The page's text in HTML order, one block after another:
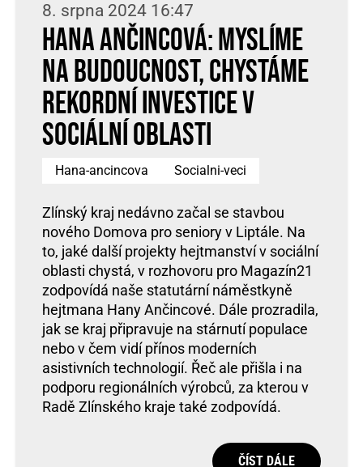
8. srpna 2024 16:47
Hana Ančincová: Myslíme
na budoucnost, chystáme
rekordní investice v
sociální oblasti
Hana-ancincova Socialni-veci
Zlínský kraj nedávno začal se stavbou
nového Domova pro seniory v Liptále. Na
to, jaké další projekty hejtmanství v sociální
oblasti chystá, v rozhovoru pro Magazín21
zodpovídá naše statutární náměstkyně
hejtmana Hany Ančincové. Dále prozradila,
jak se kraj připravuje na stárnutí populace
nebo v čem vidí přínos moderních
asistivních technologií. Řeč ale přišla i na
podporu regionálních výrobců, za kterou v
Radě Zlínského kraje také zodpovídá.
ČÍST DÁLE